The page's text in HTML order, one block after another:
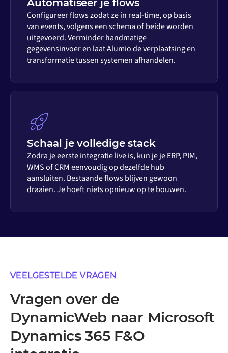
Automatiseer je flows
Configureer flows zodat ze in real-time, op basis
van events, volgens een schema of beide worden
uitgevoerd. Verminder handmatige
gegevensinvoer en laat Alumio de verplaatsing en
transformatie tussen systemen afhandelen.
Schaal je volledige stack
Zodra je eerste integratie live is, kun je je ERP, PIM,
WMS of CRM eenvoudig op dezelfde hub
aansluiten. Bestaande flows blijven gewoon
draaien. Je hoeft niets opnieuw op te bouwen.
VEELGESTELDE VRAGEN
Vragen over de
DynamicWeb naar Microsoft
Dynamics 365 F&O